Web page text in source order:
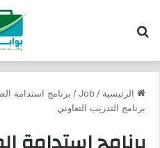
الرئيسية /
Job
/ برنامج استدامة
برنامج التدريب التعاوني